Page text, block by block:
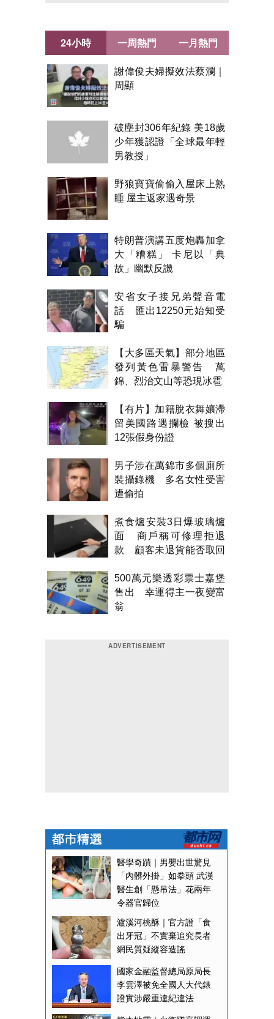
24小時
謝偉俊夫婦擬效法蔡瀾｜
周顯
破塵封306年紀錄 美18歲
少年獲認證「全球最年輕
男教授」
野狼寶寶偷偷入屋床上熟
睡 屋主返家遇奇景
特朗普演講五度炮轟加拿
大「糟糕」 卡尼以「典
故」幽默反譏
安省女子接兄弟聲音電
話 匯出12250元始知受
騙
【大多區天氣】部分地區
發列黃色雷暴警告 萬
錦、烈治文山等恐現冰雹
【有片】加籍脫衣舞孃滯
留美國路遇攔檢 被搜出
12張假身份證
男子涉在萬錦市多個廁所
裝攝錄機 多名女性受害
遭偷拍
煮食爐安裝3日爆玻璃爐
面 商戶稱可修理拒退
款 顧客未退貨能否取回
500萬元樂透彩票士嘉堡
售出 幸運得主一夜變富
翁
一周熱門 一月熱門